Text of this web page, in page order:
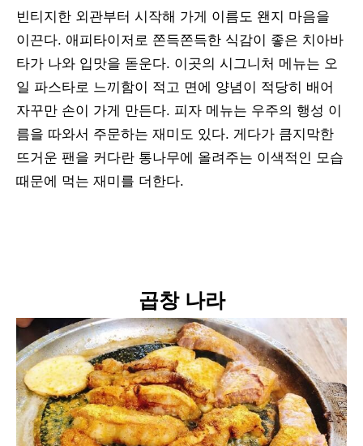
빈티지한 외관부터 시작해 가게 이름도 왠지 마음을
이끈다. 애피타이저로 쫀득쫀득한 식감이 좋은 치아바
타가 나와 입맛을 돋운다. 이곳의 시그니처 메뉴는 오
일 파스타로 느끼함이 적고 면에 양념이 적당히 배어
자꾸만 손이 가게 만든다. 피자 메뉴는 우주의 행성 이
름을 따와서 주문하는 재미도 있다. 게다가 큼지막한
뜨거운 팬을 커다란 통나무에 올려주는 이색적인 모습
때문에 먹는 재미를 더한다.
곱창 나라